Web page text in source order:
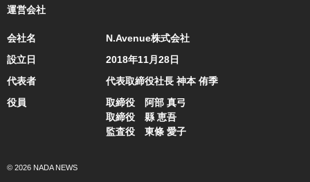
運営会社
会社名
N.Avenue株式会社
設立日
2018年11月28日
代表者
代表取締役社長 神本 侑季
役員
取締役 阿部 真弓
取締役 縣 恵吾
監査役 東條 愛子
© 2026 NADA NEWS